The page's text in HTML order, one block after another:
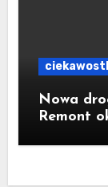
Nowa
Remont
złotych